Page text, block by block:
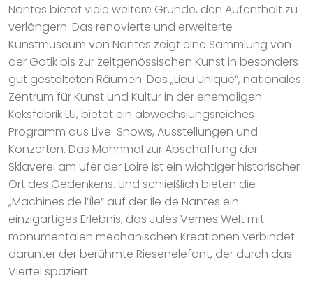
Nantes bietet viele weitere Gründe, den Aufenthalt zu
verlängern. Das renovierte und erweiterte
Kunstmuseum von Nantes zeigt eine Sammlung von
der Gotik bis zur zeitgenössischen Kunst in besonders
gut gestalteten Räumen. Das „Lieu Unique“, nationales
Zentrum für Kunst und Kultur in der ehemaligen
Keksfabrik LU, bietet ein abwechslungsreiches
Programm aus Live-Shows, Ausstellungen und
Konzerten. Das Mahnmal zur Abschaffung der
Sklaverei am Ufer der Loire ist ein wichtiger historischer
Ort des Gedenkens. Und schließlich bieten die
„Machines de l’Île“ auf der Île de Nantes ein
einzigartiges Erlebnis, das Jules Vernes Welt mit
monumentalen mechanischen Kreationen verbindet –
darunter der berühmte Riesenelefant, der durch das
Viertel spaziert.